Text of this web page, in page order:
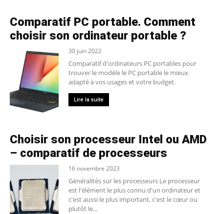
Comparatif PC portable. Comment
choisir son ordinateur portable ?
30 juin 2022
Comparatif d'ordinateurs PC portables pour
trouver le modèle le PC portable le mieux
adapté à vos usages et votre budget.
Lire la suite
Choisir son processeur Intel ou AMD
– comparatif de processeurs
16 novembre 2023
Généralités sur les processeurs Le processeur
est l'élément le plus connu d'un ordinateur et
c'est aussi le plus important, c'est le cœur ou
plutôt le...